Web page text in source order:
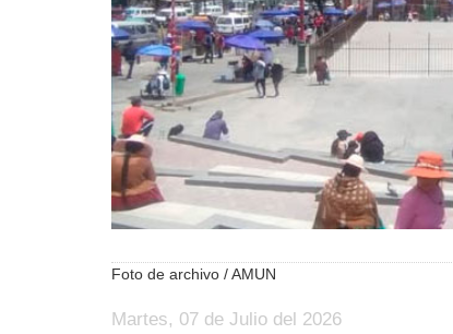
Foto de archivo / AMUN
Martes, 07 de Julio del 2026